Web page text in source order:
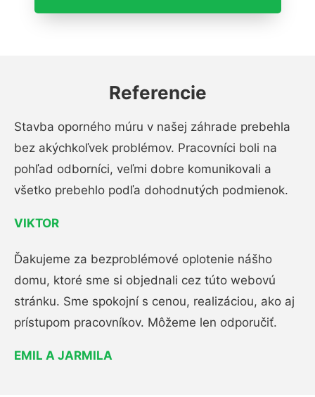
Referencie
Stavba oporného múru v našej záhrade prebehla
bez akýchkoľvek problémov. Pracovníci boli na
pohľad odborníci, veľmi dobre komunikovali a
všetko prebehlo podľa dohodnutých podmienok.
VIKTOR
Ďakujeme za bezproblémové oplotenie nášho
domu, ktoré sme si objednali cez túto webovú
stránku. Sme spokojní s cenou, realizáciou, ako aj
prístupom pracovníkov. Môžeme len odporučiť.
EMIL A JARMILA